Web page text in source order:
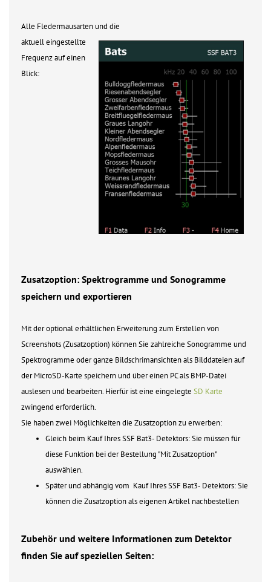
Alle Fledermausarten und die
aktuell eingestellte
Frequenz auf einen
Blick:
Zusatzoption: Spektrogramme und Sonogramme
speichern und exportieren
Mit der optional erhältlichen Erweiterung zum Erstellen von
Screenshots (Zusatzoption) können Sie zahlreiche Sonogramme und
Spektrogramme oder ganze Bildschrimansichten als Bilddateien auf
der MicroSD-Karte speichern und über einen PC als BMP-Datei
auslesen und bearbeiten. Hierfür ist eine eingelegte SD Karte
zwingend erforderlich.
Sie haben zwei Möglichkeiten die Zusatzoption zu erwerben:
Gleich beim Kauf Ihres SSF Bat3- Detektors: Sie müssen für
diese Funktion bei der Bestellung "Mit Zusatzoption"
auswählen.
Später und abhängig vom Kauf Ihres SSF Bat3- Detektors: Sie
können die Zusatzoption als eigenen Artikel nachbestellen
Zubehör und weitere Informationen zum Detektor
finden Sie auf speziellen Seiten: